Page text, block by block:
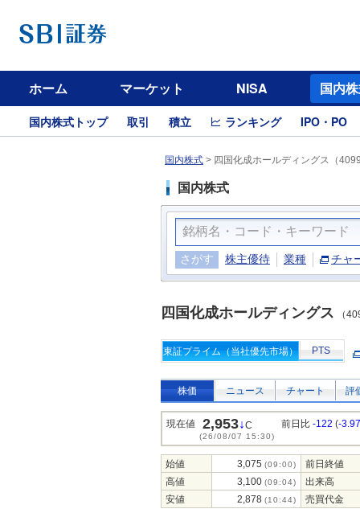
ホーム マーケット NISA 国内
国内株式トップ 取引 積立 ランキング IPO・PO
国内株式 > 四国化成ホールディングス（
国内株式
さがす 株主優待 業種 チャ
四国化成ホールディングス （
東証プライム（当社優先市場） PTS
株価 ニュース チャート 評
現在値 2,953↓C
(26/08/07 15:30)
前日比 -122 (-
始値 3,075 (09:00)
前日終値
高値
3,100 (09:04)
出来高
安値
2,878 (10:44) 売買代金